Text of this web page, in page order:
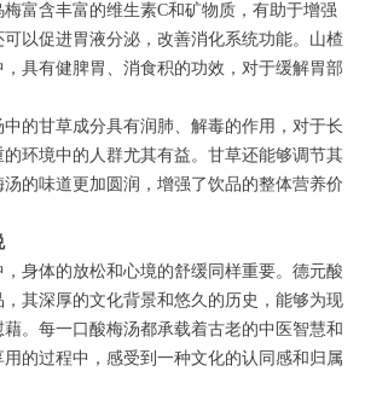
富含丰富的维生素C和矿物质，有助于增强
以促进胃液分泌，改善消化系统功能。山楂
具有健脾胃、消食积的功效，对于缓解胃部
甘草成分具有润肺、解毒的作用，对于长
环境中的人群尤其有益。甘草还能够调节其
的味道更加圆润，增强了饮品的整体营养价
体的放松和心境的舒缓同样重要。德元酸
其深厚的文化背景和悠久的历史，能够为现
。每一口酸梅汤都承载着古老的中医智慧和
的过程中，感受到一种文化的认同感和归属